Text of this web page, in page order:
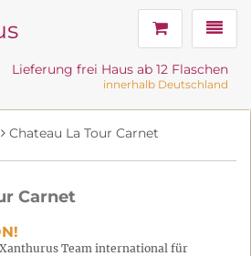
Lieferung frei Haus ab 12 Flaschen
innerhalb Deutschland
Chateau La Tour Carnet
Carnet
Team international für